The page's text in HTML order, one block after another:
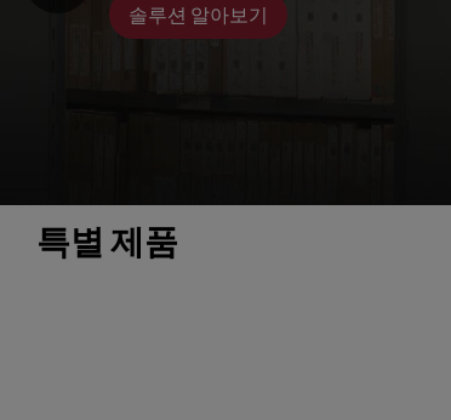
솔루션 알아보기
특별 제품